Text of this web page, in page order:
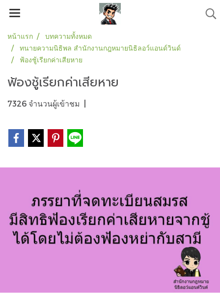
หน้าแรก
บทความทั้งหมด
ทนายความนิธิพล สำนักงานกฎหมายนิธิลอว์แอนด์วินด์
ฟ้องชู้เรียกค่าเสียหาย
ฟ้องชู้เรียกค่าเสียหาย
7326 จำนวนผู้เข้าชม